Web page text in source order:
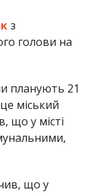
з
голови на
планують 21
міський
що у місті
що у